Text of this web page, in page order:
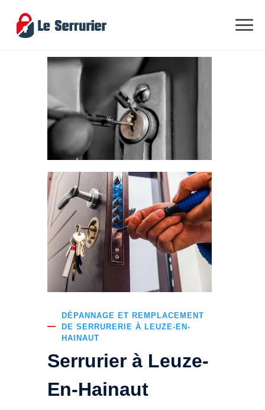
DÉPANNAGE ET REMPLACEMENT
DE SERRURERIE À LEUZE-EN-
HAINAUT
Serrurier à Leuze-
En-Hainaut